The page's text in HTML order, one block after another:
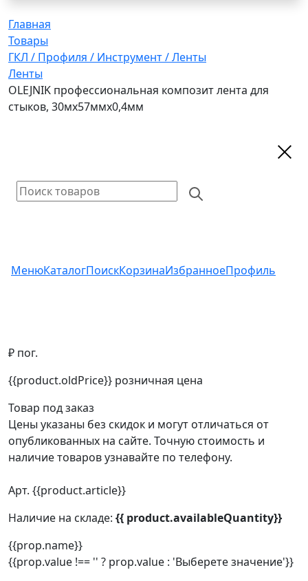
Главная
Товары
ГКЛ / Профиля / Инструмент / Ленты
Ленты
OLEJNIK профессиональная композит лента для
стыков, 30мх57ммх0,4мм
МенюКаталогПоискКорзинаИзбранноеПрофиль
₽ пог.
{{product.oldPrice}} розничная цена
Товар под заказ
Цены указаны без скидок и могут отличаться от
опубликованных на сайте. Точную стоимость и
наличие товаров узнавайте по телефону.
Арт. {{product.article}}
Наличие на складе: {{ product.availableQuantity}}
{{prop.name}}
{{prop.value !== '' ? prop.value : 'Выберете значение'}}